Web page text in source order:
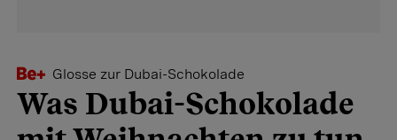
Glosse zur Dubai-Schokolade
Was Dubai-Schokolade